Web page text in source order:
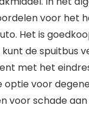
voor het
Het is
de spuitbus
met het
optie voor
voor schade aan